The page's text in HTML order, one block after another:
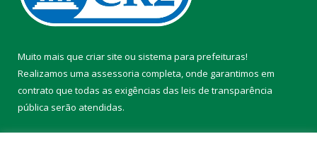
Muito mais que criar site ou sistema para prefeituras!
Realizamos uma assessoria completa, onde garantimos em
contrato que todas as exigências das leis de transparência
pública serão atendidas.